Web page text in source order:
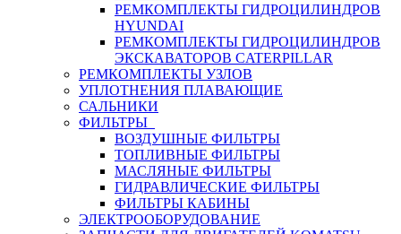
РЕМКОМПЛЕКТЫ ГИДРОЦИЛИНДРОВ
HYUNDAI
РЕМКОМПЛЕКТЫ ГИДРОЦИЛИНДРОВ
ЭКСКАВАТОРОВ CATERPILLAR
РЕМКОМПЛЕКТЫ УЗЛОВ
УПЛОТНЕНИЯ ПЛАВАЮЩИЕ
САЛЬНИКИ
ФИЛЬТРЫ
ВОЗДУШНЫЕ ФИЛЬТРЫ
ТОПЛИВНЫЕ ФИЛЬТРЫ
МАСЛЯНЫЕ ФИЛЬТРЫ
ГИДРАВЛИЧЕСКИЕ ФИЛЬТРЫ
ФИЛЬТРЫ КАБИНЫ
ЭЛЕКТРООБОРУДОВАНИЕ